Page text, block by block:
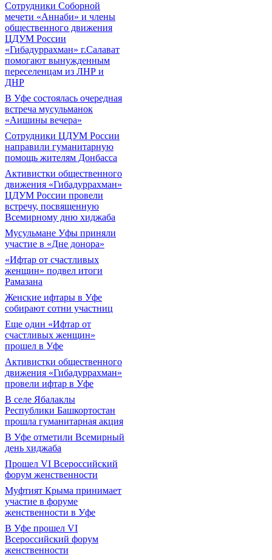
Сотрудники Соборной
мечети «Аннаби» и члены
общественного движения
ЦДУМ России
«Гибадуррахман» г.Салават
помогают вынужденным
переселенцам из ЛНР и
ДНР
В Уфе состоялась очередная
встреча мусульманок
«Аишины вечера»
Сотрудники ЦДУМ России
направили гуманитарную
помощь жителям Донбасса
Активистки общественного
движения «Гибадуррахман»
ЦДУМ России провели
встречу, посвященную
Всемирному дню хиджаба
Мусульмане Уфы приняли
участие в «Дне донора»
«Ифтар от счастливых
женщин» подвел итоги
Рамазана
Женские ифтары в Уфе
собирают сотни участниц
Еще один «Ифтар от
счастливых женщин»
прошел в Уфе
Активистки общественного
движения «Гибадуррахман»
провели ифтар в Уфе
В селе Ябалаклы
Республики Башкортостан
прошла гуманитарная акция
В Уфе отметили Всемирный
день хиджаба
Прошел VI Всероссийский
форум женственности
Муфтият Крыма принимает
участие в форуме
женственности в Уфе
В Уфе прошел VI
Всероссийский форум
женственности